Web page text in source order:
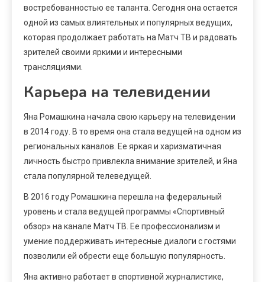
востребованностью ее таланта. Сегодня она остается
одной из самых влиятельных и популярных ведущих,
которая продолжает работать на Матч ТВ и радовать
зрителей своими яркими и интересными
трансляциями.
Карьера на телевидении
Яна Ромашкина начала свою карьеру на телевидении
в 2014 году. В то время она стала ведущей на одном из
региональных каналов. Ее яркая и харизматичная
личность быстро привлекла внимание зрителей, и Яна
стала популярной телеведущей.
В 2016 году Ромашкина перешла на федеральный
уровень и стала ведущей программы «Спортивный
обзор» на канале Матч ТВ. Ее профессионализм и
умение поддерживать интересные диалоги с гостями
позволили ей обрести еще большую популярность.
Яна активно работает в спортивной журналистике,